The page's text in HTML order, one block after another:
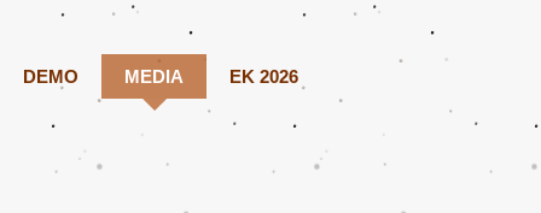
DEMO MEDIA EK 2026